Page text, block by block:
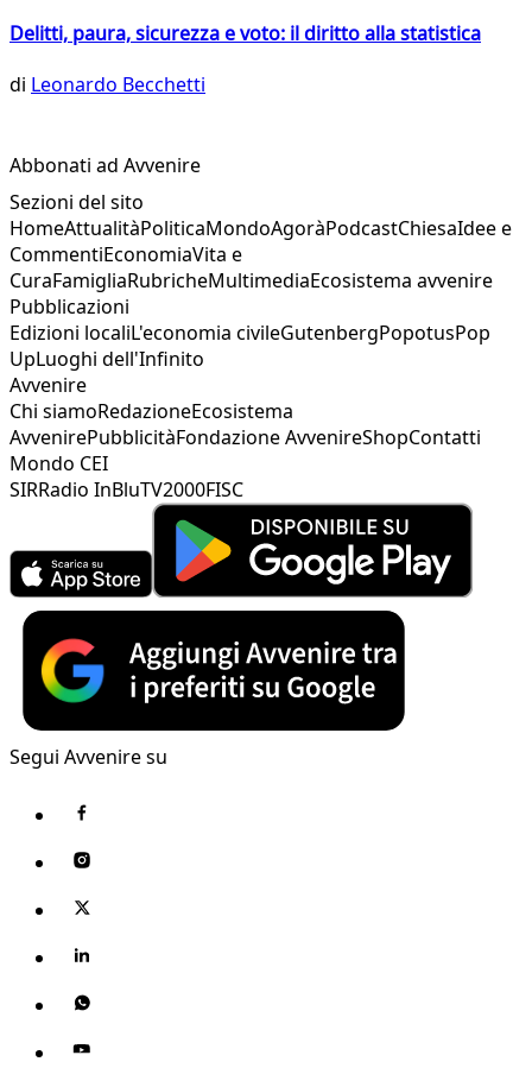
Delitti, paura, sicurezza e voto: il diritto alla statistica
di Leonardo Becchetti
Abbonati ad Avvenire
Sezioni del sito
HomeAttualitàPoliticaMondoAgoràPodcastChiesaIdee e
CommentiEconomiaVita e
CuraFamigliaRubricheMultimediaEcosistema avvenire
Pubblicazioni
Edizioni localiL'economia civileGutenbergPopotusPop
UpLuoghi dell'Infinito
Avvenire
Chi siamoRedazioneEcosistema
AvvenirePubblicitàFondazione AvvenireShopContatti
Mondo CEI
SIRRadio InBluTV2000FISC
Segui Avvenire su